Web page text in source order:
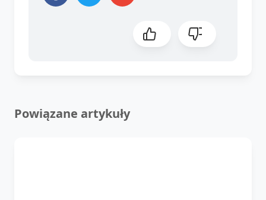
Powiązane artykuły